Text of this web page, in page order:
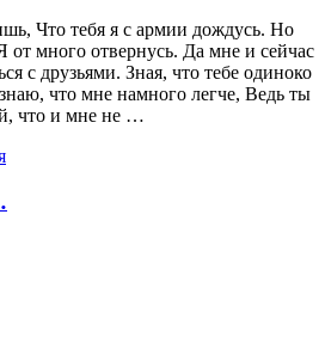
Что тебя я с армии дождусь. Но
от много отвернусь. Да мне и сейчас
с друзьями. Зная, что тебе одиноко
что мне намного легче, Ведь ты
что и мне не …